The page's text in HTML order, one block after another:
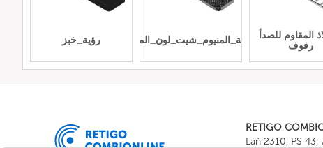
رؤية_خبز مثقوبة_المنيوم_شيت_لون_المغلفالمقاوم للصدأ
رفوف
RETIGO
Láň 2310, PS